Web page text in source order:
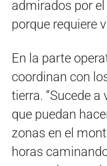
admirados por
porque requiere
En la parte
coordinan con
tierra. “Sucede
que puedan
zonas en el
horas